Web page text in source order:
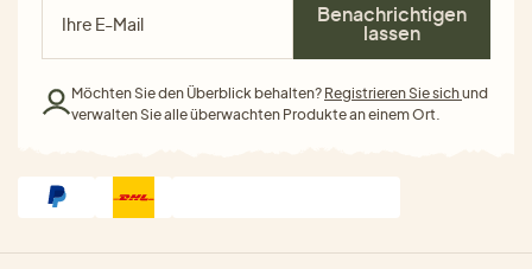
Benachrichtigen
lassen
Möchten Sie den Überblick behalten? Registrieren Sie sichund
verwalten Sie alle überwachten Produkte an einem Ort.